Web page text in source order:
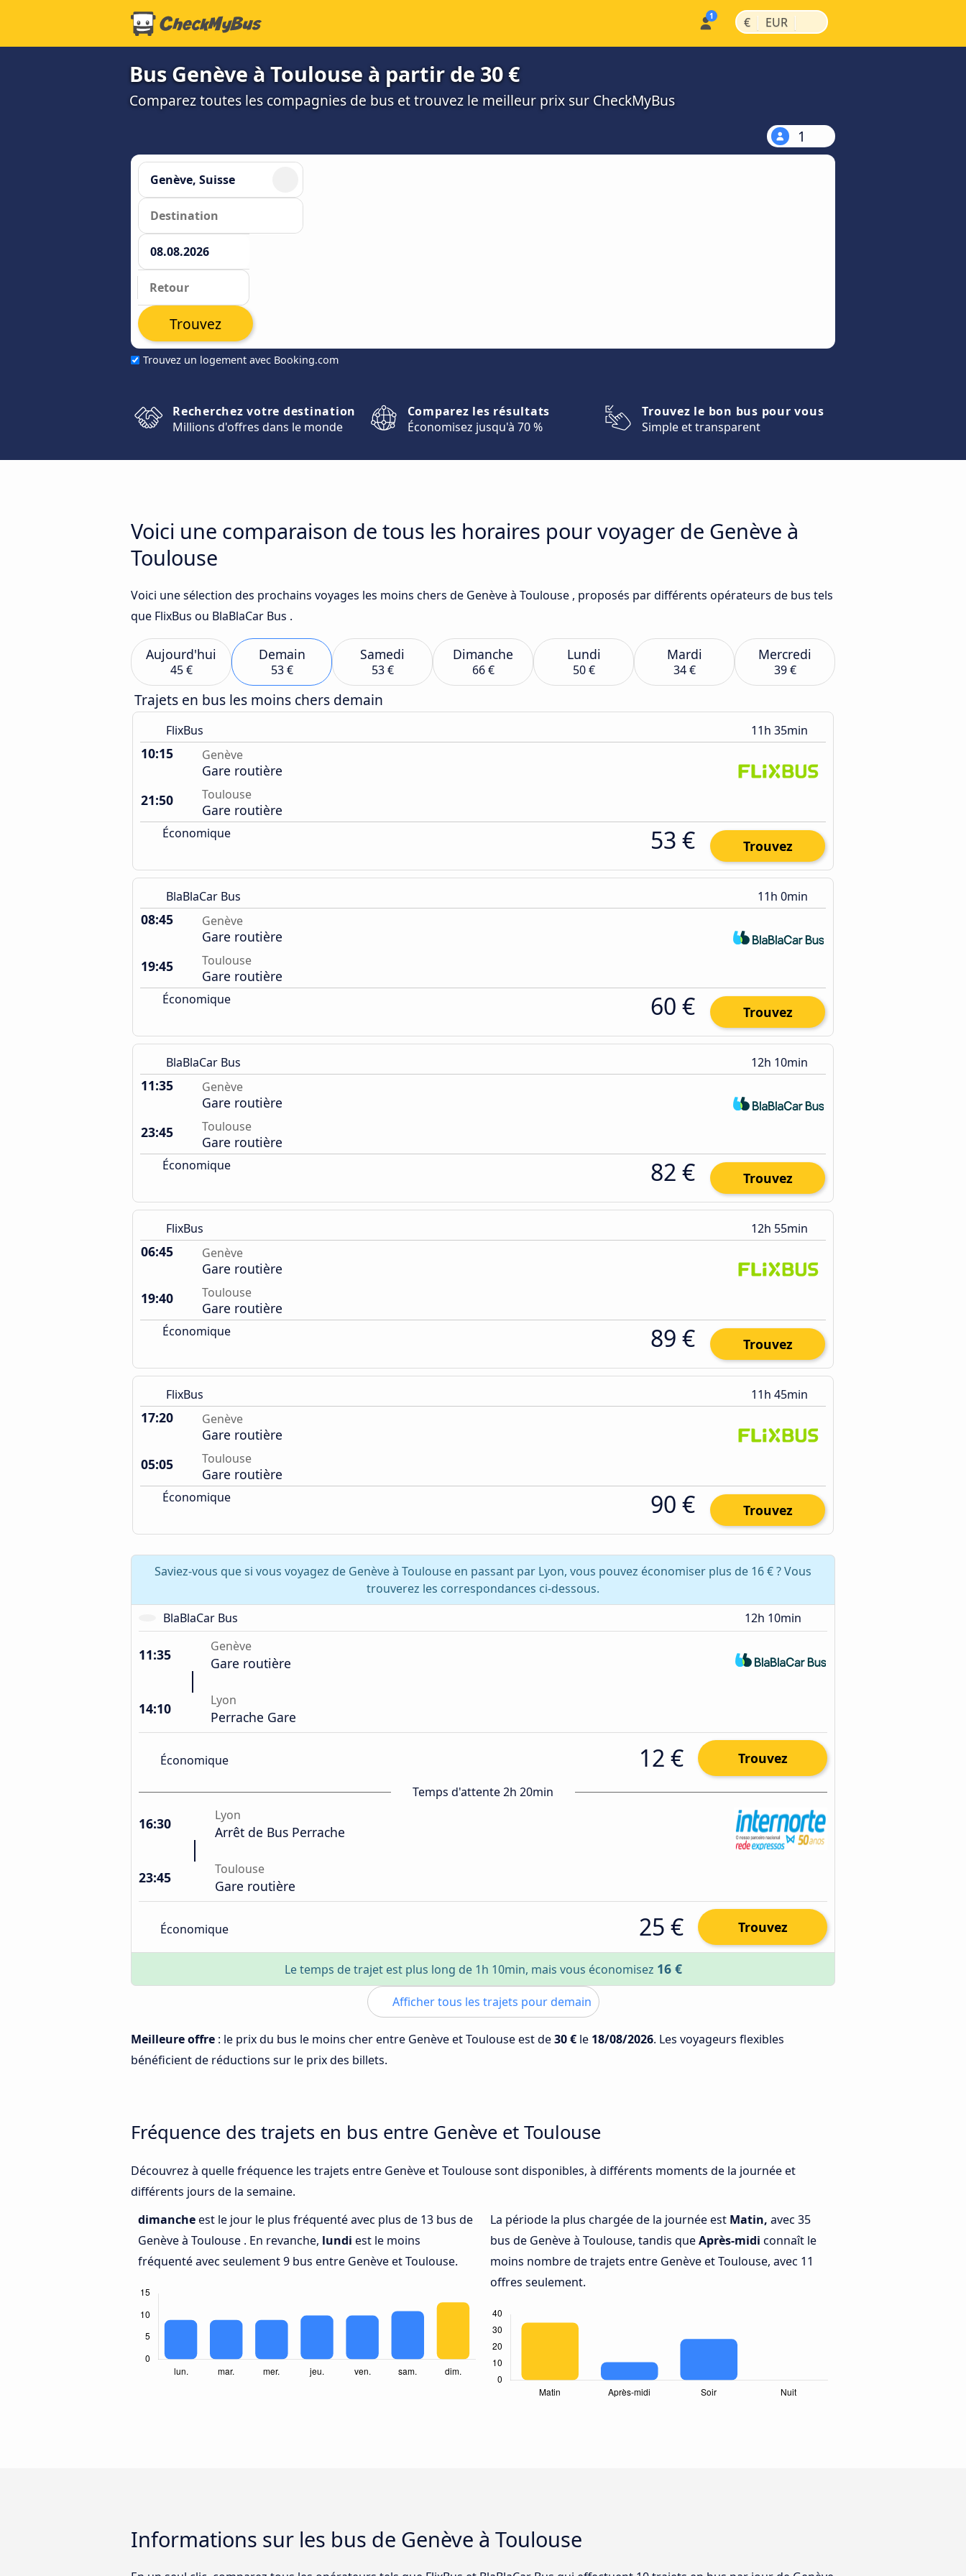
€ | EUR |
Bus Genève à Toulouse à partir de 30 €
Comparez toutes les compagnies de bus et trouvez le meilleur prix sur CheckMyBus
1
Trouvez un logement avec Booking.com
Trouvez
Recherchez votre destination
Millions d'offres dans le monde
Comparez les résultats
Économisez jusqu'à 70 %
Trouvez le bon bus pour vous
Simple et transparent
Voici une comparaison de tous les horaires pour voyager de Genève à
Toulouse
Voici une sélection des prochains voyages les moins chers de Genève à Toulouse , proposés par différents opérateurs de bus tels
que FlixBus ou BlaBlaCar Bus .
Aujourd'hui
45 €
Demain
53 €
Samedi
53 €
Dimanche
66 €
Lundi
50 €
Mardi
34 €
Mercredi
39 €
Trajets en bus les moins chers demain
FlixBus 11h 35min
10:15 Genève
Gare routière
21:50
Toulouse
Gare routière
Économique 53 € Trouvez
BlaBlaCar Bus 11h 0min
08:45 Genève
Gare routière
19:45
Toulouse
Gare routière
Économique 60 € Trouvez
BlaBlaCar Bus 12h 10min
11:35 Genève
Gare routière
23:45
Toulouse
Gare routière
Économique 82 € Trouvez
FlixBus 12h 55min
06:45 Genève
Gare routière
19:40
Toulouse
Gare routière
Économique 89 € Trouvez
FlixBus 11h 45min
17:20 Genève
Gare routière
05:05
Toulouse
Gare routière
Économique 90 € Trouvez
Saviez-vous que si vous voyagez de Genève à Toulouse en passant par Lyon, vous pouvez économiser plus de 16 € ? Vous
trouverez les correspondances ci-dessous.
BlaBlaCar Bus
12h 10min
11:35 Genève
Gare routière
14:10 Lyon
Perrache Gare
Économique 12 € Trouvez
Temps d'attente 2h 20min
16:30 Lyon
Arrêt de Bus Perrache
23:45 Toulouse
Gare routière
Économique 25 € Trouvez
Le temps de trajet est plus long de 1h 10min, mais vous économisez 16 €
Afficher tous les trajets pour demain
Meilleure offre : le prix du bus le moins cher entre Genève et Toulouse est de30 € le 18/08/2026. Les voyageurs flexibles
bénéficient de réductions sur le prix des billets.
Fréquence des trajets en bus entre Genève et Toulouse
Découvrez à quelle fréquence les trajets entre Genève et Toulouse sont disponibles, à différents moments de la journée et
différents jours de la semaine.
dimancheest le jour le plus fréquenté avec plus de 13 bus de
Genève à Toulouse . En revanche, lundi est le moins
fréquenté avec seulement 9 bus entre Genève et Toulouse.
La période la plus chargée de la journée est Matin, avec 35
bus de Genève à Toulouse, tandis queAprès-midi connaît le
moins nombre de trajets entre Genève et Toulouse, avec 11
offres seulement.
Informations sur les bus de Genève à Toulouse